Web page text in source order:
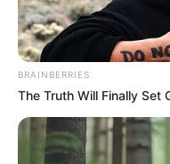
BRAINBERRIES
The Truth Will Finally Set